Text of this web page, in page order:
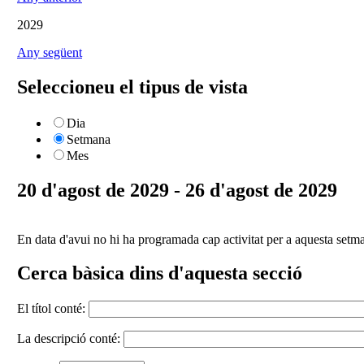
2029
Any següent
Seleccioneu el tipus de vista
Dia
Setmana
Mes
20 d'agost de 2029 - 26 d'agost de 2029
En data d'avui no hi ha programada cap activitat per a aquesta
Cerca bàsica dins d'aquesta secció
El títol conté:
La descripció conté: